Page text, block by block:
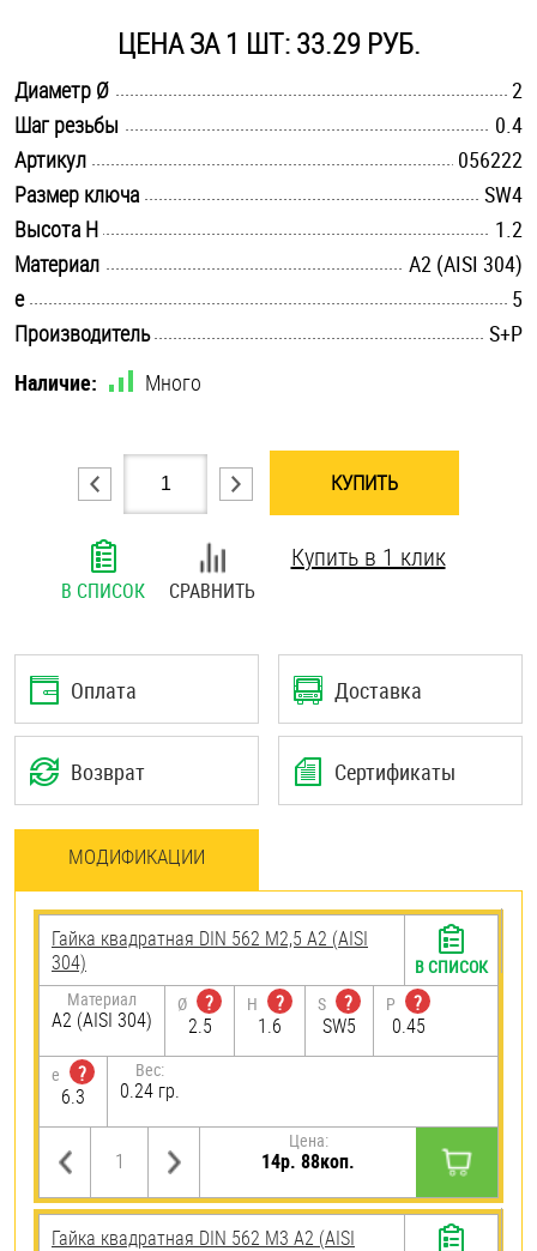
Саморезы и шурупы
Стопорные кольца
Такелаж
Хомуты
Шайбы
Шпильки
Штифты и пальцы
ЦЕНА ЗА 1 ШТ: 33.29 РУБ.
Диаметр Ø
2
Шаг резьбы
0.4
Артикул
056222
Размер ключа
SW4
Высота H
1.2
Материал
А2 (AISI 304)
e
5
Производитель
S+P
Наличие:
Много
КУПИТЬ
В СПИСОК СРАВНИТЬ
Купить в 1 клик
Оплата Доставка
Возврат Сертификаты
МОДИФИКАЦИИ
Гайка квадратная DIN 562 М2,5 А2 (AISI
304)
Материал
А2 (AISI 304)
Ø
?
2.5
H
?
1.6
S
?
SW5
P
?
0.45
e
?
6.3
Вес:
0.24 гр.
Цена:
14р. 88коп.
В СПИСОК
Гайка квадратная DIN 562 М3 А2 (AISI